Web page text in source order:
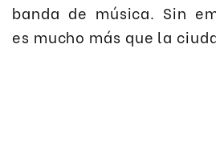
banda de música. Sin
es mucho más que la